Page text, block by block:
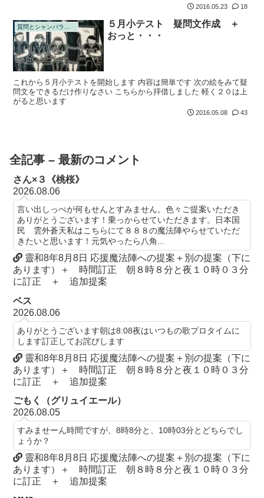
2016.05.23 18
質問とシャンバラの回答
５月小テスト 疑問文作成 ＋
おっと・・・
これから５月小テストを開始します 内容は簡単です 次の絵をみて疑
問文をできるだけ作りなさい こちらから拝借しました 軽く２０は上
がると思います
2016.05.08 43
全記事 – 最新のコメント
さん×３《桃桜》
2026.08.06
言い出しっぺが何もせんとすみません。色々ご提案いただき
ありがとうございます！乗っからせていただきます。日本国
民 雲外蒼天私はこちらにて８８８の魔法陣やらせていただ
きたいと思います！元気やったら八角...
靈和8年8月8日 応援魔法陣への提案＋別の提案（下に
あります）＋ 時間訂正 朝８時８分と夜１０時０３分
に訂正 ＋ 追加提案
ベス
2026.08.06
ありがとうございます朝は8:08夜はいつもの歌プロタイムに
します訂正してお詫びします
靈和8年8月8日 応援魔法陣への提案＋別の提案（下に
あります）＋ 時間訂正 朝８時８分と夜１０時０３分
に訂正 ＋ 追加提案
ごもく（グリュイエール）
2026.08.05
すみませーん時間ですが、8時8分と、10時03分とどちらでし
ょうか？
靈和8年8月8日 応援魔法陣への提案＋別の提案（下に
あります）＋ 時間訂正 朝８時８分と夜１０時０３分
に訂正 ＋ 追加提案